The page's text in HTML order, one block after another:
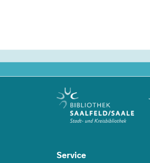
Service